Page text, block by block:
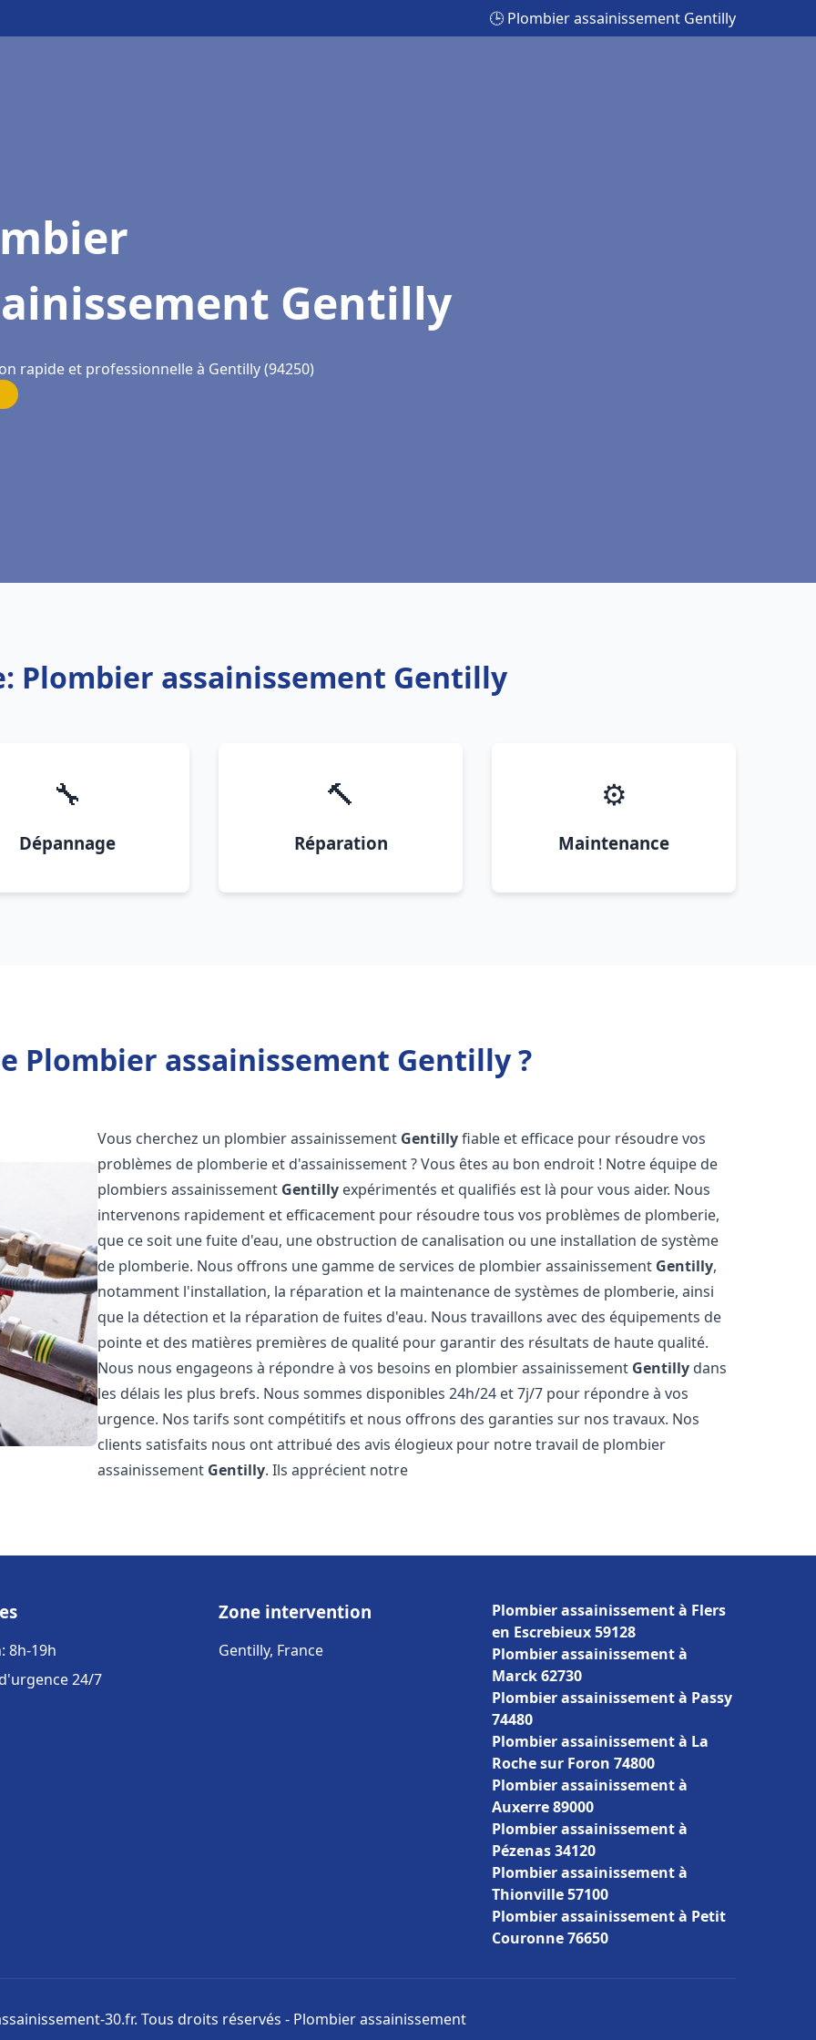
🕒 Plombier assainissement Gentilly
Gentilly
rapide et professionnelle à Gentilly (94250)
Plombier assainissement Gentilly
🔧
Dépannage
🔨
Réparation
⚙️
Maintenance
Plombier assainissement Gentilly ?
Vous cherchez un plombier assainissement Gentillyfiable et efficace pour résoudre vos
problèmes de plomberie et d'assainissement ? Vous êtes au bon endroit ! Notre équipe de
plombiers assainissement Gentilly expérimentés et qualifiés est là pour vous aider. Nous
intervenons rapidement et efficacement pour résoudre tous vos problèmes de plomberie,
que ce soit une fuite d'eau, une obstruction de canalisation ou une installation de système
de plomberie. Nous offrons une gamme de services de plombier assainissement Gentilly,
notamment l'installation, la réparation et la maintenance de systèmes de plomberie, ainsi
que la détection et la réparation de fuites d'eau. Nous travaillons avec des équipements de
pointe et des matières premières de qualité pour garantir des résultats de haute qualité.
Nous nous engageons à répondre à vos besoins en plombier assainissement Gentilly dans
les délais les plus brefs. Nous sommes disponibles 24h/24 et 7j/7 pour répondre à vos
urgence. Nos tarifs sont compétitifs et nous offrons des garanties sur nos travaux. Nos
clients satisfaits nous ont attribué des avis élogieux pour notre travail de plombier
assainissement Gentilly. Ils apprécient notre
8h-19h
24/7
Zone intervention
Gentilly, France
Plombier assainissement à Flers
en Escrebieux 59128
Plombier assainissement à
Marck 62730
Plombier assainissement à Passy
74480
Plombier assainissement à La
Roche sur Foron 74800
Plombier assainissement à
Auxerre 89000
Plombier assainissement à
Pézenas 34120
Plombier assainissement à
Thionville 57100
Plombier assainissement à Petit
Couronne 76650
30.fr. Tous droits réservés - Plombier assainissement